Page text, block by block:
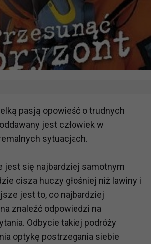
pasją opowieść o trudnych
jest człowiek w
sytuacjach.
jest się najbardziej samotnym
cisza huczy głośniej niż lawiny i
jest to, co najbardziej
znaleźć odpowiedzi na
Odbycie takiej podróży
optykę postrzegania siebie